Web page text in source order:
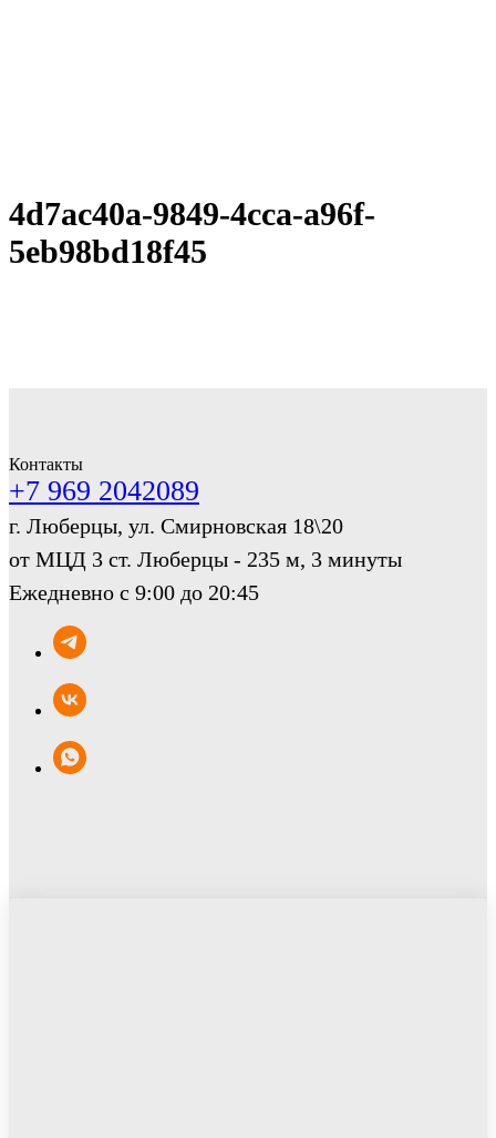
4d7ac40a-9849-4cca-a96f-
5eb98bd18f45
Контакты
+7 969 2042089
г. Люберцы, ул. Смирновская 18\20
от МЦД 3 ст. Люберцы - 235 м, 3 минуты
Ежедневно с 9:00 до 20:45